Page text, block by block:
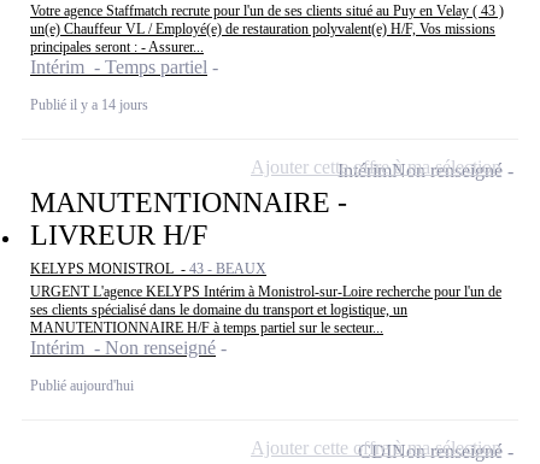
Votre agence Staffmatch recrute pour l'un de ses clients situé au Puy en Velay ( 43 )
un(e) Chauffeur VL / Employé(e) de restauration polyvalent(e) H/F, Vos missions
principales seront : - Assurer...
Intérim - Temps partiel
Publié il y a 14 jours
MANUTENTIONNAIRE -
LIVREUR H/F
KELYPS MONISTROL - 43 - BEAUX
URGENT L'agence KELYPS Intérim à Monistrol-sur-Loire recherche pour l'un de
ses clients spécialisé dans le domaine du transport et logistique, un
MANUTENTIONNAIRE H/F à temps partiel sur le secteur...
Intérim - Non renseigné
Publié aujourd'hui
IntérimNon renseigné
Ajouter cette offre à ma sélection
CDINon renseigné
Ajouter cette offre à ma sélection